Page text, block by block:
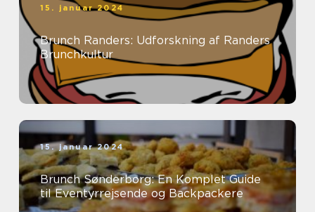
15. januar 2024
Brunch Randers: Udforskning af Randers
Brunchkultur
15. januar 2024
Brunch Sønderborg: En Komplet Guide
til Eventyrrejsende og Backpackere